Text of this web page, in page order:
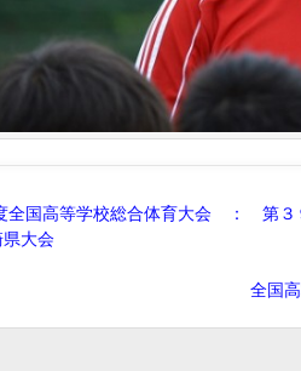
全国高等学校総合体育大会 ： 第３
大会
全国